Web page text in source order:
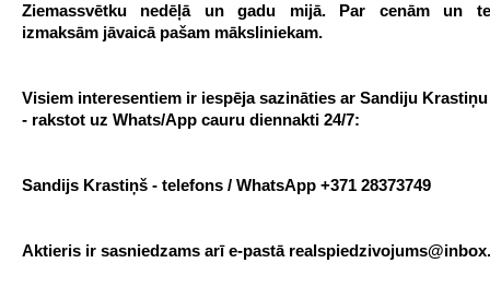
Ziemassvētku nedēļā un gadu mijā. Par cenām un
izmaksām jāvaicā pašam māksliniekam.
Visiem interesentiem ir iespēja sazināties ar Sandiju
- rakstot uz Whats/App cauru diennakti 24/7:
Sandijs Krastiņš - telefons / WhatsApp +371 28373749
Aktieris ir sasniedzams arī e-pastā